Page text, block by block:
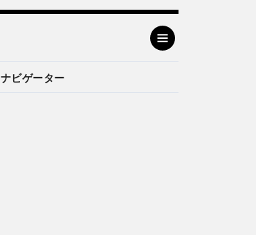
ナビゲーター